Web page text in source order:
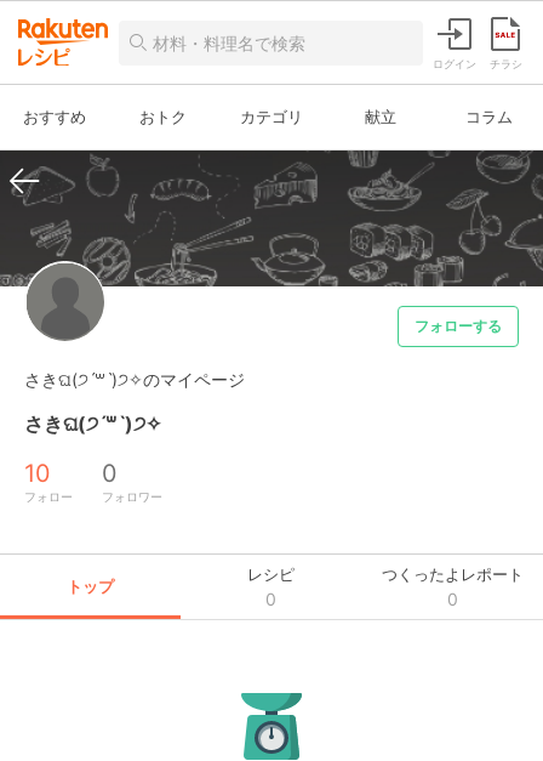
ログイン チラシ
おすすめ おトク カテゴリ 献立 コラム
フォローする
さきଘ(੭ˊ꒳​ˋ)੭✧のマイページ
さきଘ(੭ˊ꒳​ˋ)੭✧
10
フォロー
0
フォロワー
トップ
レシピ
0
つくったよレポート
0